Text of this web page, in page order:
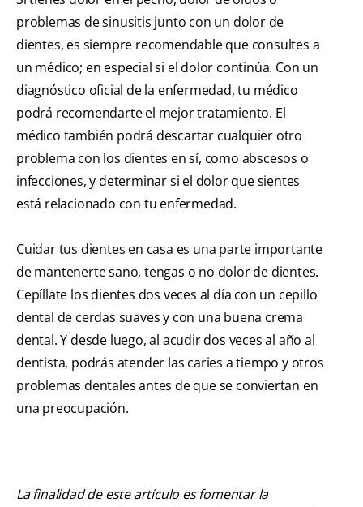
problemas de sinusitis junto con un dolor de
dientes, es siempre recomendable que consultes a
un médico; en especial si el dolor continúa. Con un
diagnóstico oficial de la enfermedad, tu médico
podrá recomendarte el mejor tratamiento. El
médico también podrá descartar cualquier otro
problema con los dientes en sí, como abscesos o
infecciones, y determinar si el dolor que sientes
está relacionado con tu enfermedad.
Cuidar tus dientes en casa es una parte importante
de mantenerte sano, tengas o no dolor de dientes.
Cepíllate los dientes dos veces al día con un cepillo
dental de cerdas suaves y con una buena crema
dental. Y desde luego, al acudir dos veces al año al
dentista, podrás atender las caries a tiempo y otros
problemas dentales antes de que se conviertan en
una preocupación.
La finalidad de este artículo es fomentar la